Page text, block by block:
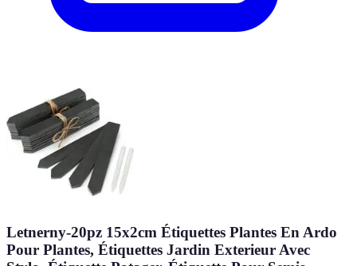
Letnerny-20pz 15x2cm Étiquettes Plantes En Ardo
Pour Plantes, Étiquettes Jardin Exterieur Avec